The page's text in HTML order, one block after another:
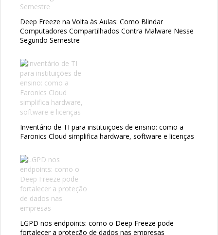
Deep Freeze na Volta às Aulas: Como Blindar
Computadores Compartilhados Contra Malware Nesse
Segundo Semestre
Inventário de TI para instituições de ensino: como a
Faronics Cloud simplifica hardware, software e licenças
LGPD nos endpoints: como o Deep Freeze pode
fortalecer a proteção de dados nas empresas